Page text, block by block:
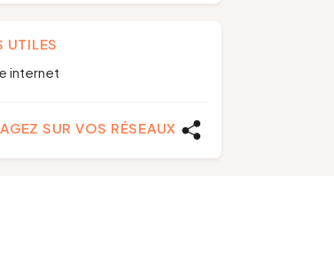
UTILES
internet
SUR VOS RÉSEAUX